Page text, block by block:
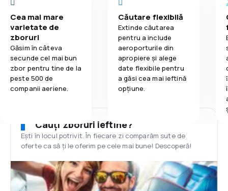
Cea mai mare
varietate de
zboruri
Găsim în câteva
secunde cel mai bun
zbor pentru tine de la
peste 500 de
companii aeriene.
Căutare flexibilă
Extinde căutarea
pentru a include
aeroporturile din
apropiere și alege
date flexibile pentru
a găsi cea mai ieftină
opțiune.
Cauți zboruri ieftine?
Ești în locul potrivit. În fiecare zi comparăm sute de
oferte ca să ți le oferim pe cele mai bune! Descoperă!